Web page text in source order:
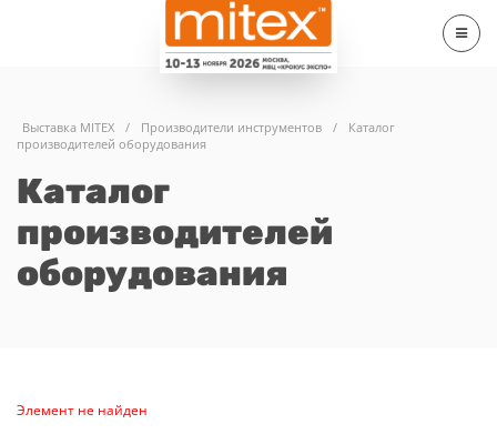
Выставка MITEX / Производители инструментов /
Каталог
производителей оборудования
Каталог
производителей
оборудования
Элемент не найден